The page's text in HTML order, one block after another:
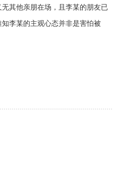
其他亲朋在场，且李某的朋友已
李某的主观心态并非是害怕被